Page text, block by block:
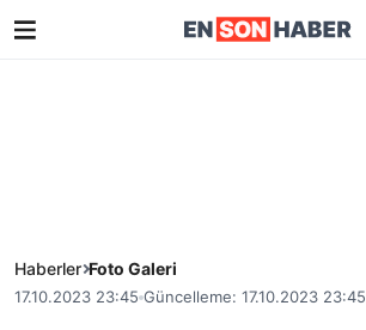
Haberler Foto Galeri
17.10.2023 23:45 Güncelleme: 17.10.2023 23:45